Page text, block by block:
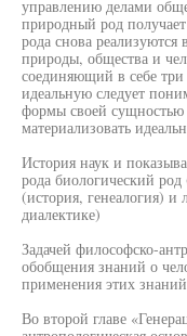
управлению делами
природный род
рода снова реализуются
природы, общества и
соединяющий в себе
идеальную следует
формы своей сущностью
материализовать
История наук и
рода биологический
(история, генеалогия)
диалектике)
Задачей философско-
обобщения знаний о
применения этих
Во второй главе